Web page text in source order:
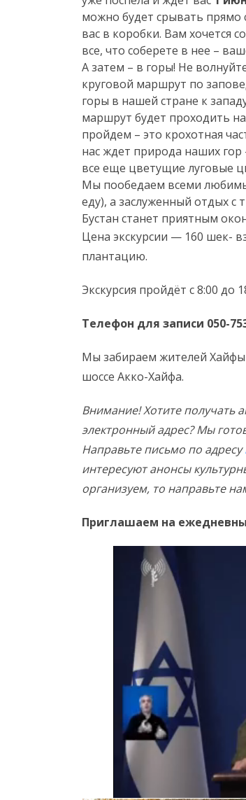
можно будет срывать прямо
вас в коробки. Вам хочется
все, что соберете в нее –
А затем – в горы! Не
круговой маршрут по
горы в нашей стране к
маршрут будет проходить
пройдем – это крохотная
нас ждет природа наших
все еще цветущие луговые
Мы пообедаем всеми
еду), а заслуженный отдых с
Бустан станет приятным
Цена экскурсии — 160 шек-
плантацию.
Экскурсия пройдёт с 8:00 до
Телефон для записи 050-
Мы забираем жителей
шоссе Акко-Хайфа.
Внимание! Хотите получать
электронный адрес? Мы
Направьте письмо по адресу
интересуют анонсы
организуем, то направьте
Приглашаем на